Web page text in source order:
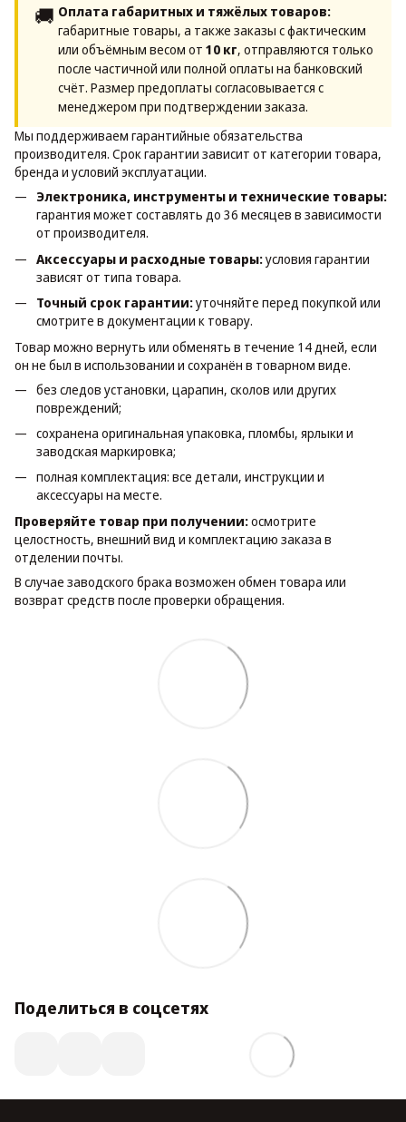
🚚 Оплата габаритных и тяжёлых товаров:
габаритные товары, а также заказы с фактическим
или объёмным весом от 10 кг, отправляются только
после частичной или полной оплаты на банковский
счёт. Размер предоплаты согласовывается с
менеджером при подтверждении заказа.
Мы поддерживаем гарантийные обязательства
производителя. Срок гарантии зависит от категории товара,
бренда и условий эксплуатации.
Электроника, инструменты и технические товары:
гарантия может составлять до 36 месяцев в зависимости
от производителя.
Аксессуары и расходные товары:условия гарантии
зависят от типа товара.
Точный срок гарантии:уточняйте перед покупкой или
смотрите в документации к товару.
Товар можно вернуть или обменять в течение 14 дней, если
он не был в использовании и сохранён в товарном виде.
без следов установки, царапин, сколов или других
повреждений;
сохранена оригинальная упаковка, пломбы, ярлыки и
заводская маркировка;
полная комплектация: все детали, инструкции и
аксессуары на месте.
Проверяйте товар при получении:осмотрите
целостность, внешний вид и комплектацию заказа в
отделении почты.
В случае заводского брака возможен обмен товара или
возврат средств после проверки обращения.
Поделиться в соцсетях